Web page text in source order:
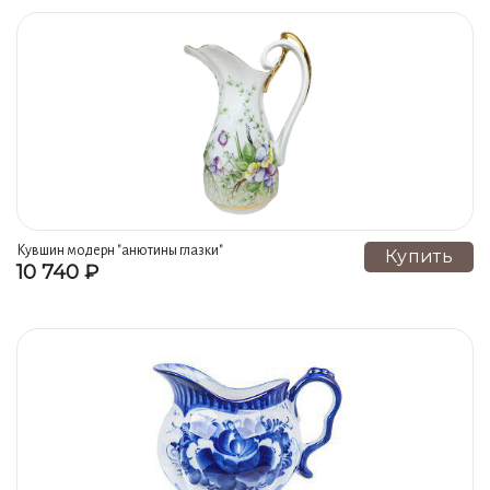
Кувшин модерн "анютины глазки"
сорокиной объем 2300 мл. гжель
10 740 ₽
Купить